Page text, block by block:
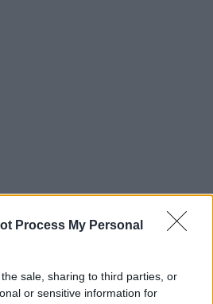
Process My Personal
sale, sharing to third parties, or
or sensitive information for